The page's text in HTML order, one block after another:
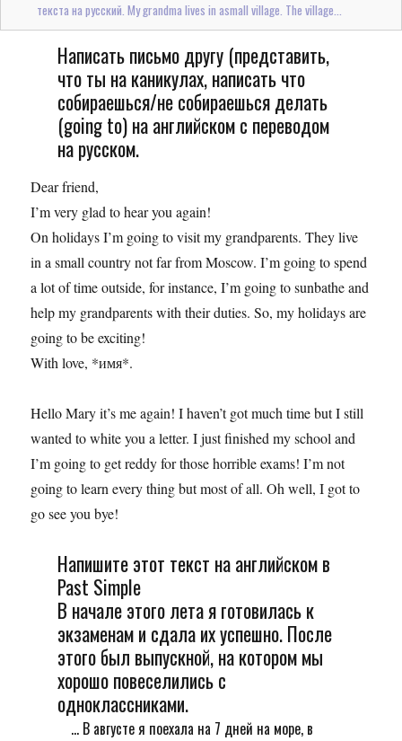
текста на русский. My grandma lives in asmall village. The village...
Написать письмо другу (представить,
что ты на каникулах, написать что
собираешься/не собираешься делать
(going to) на английском с переводом
на русском.
Dear friend,
I’m very glad to hear you again!
On holidays I’m going to visit my grandparents. They live
in a small country not far from Moscow. I’m going to spend
a lot of time outside, for instance, I’m going to sunbathe and
help my grandparents with their duties. So, my holidays are
going to be exciting!
With love, *имя*.
Hello Mary it’s me again! I haven’t got much time but I still
wanted to white you a letter. I just finished my school and
I’m going to get reddy for those horrible exams! I’m not
going to learn every thing but most of all. Oh well, I got to
go see you bye!
Напишите этот текст на английском в
Past Simple
В начале этого лета я готовилась к
экзаменам и сдала их успешно. После
этого был выпускной, на котором мы
хорошо повеселились с
одноклассниками.
... В августе я поехала на 7 дней на море, в